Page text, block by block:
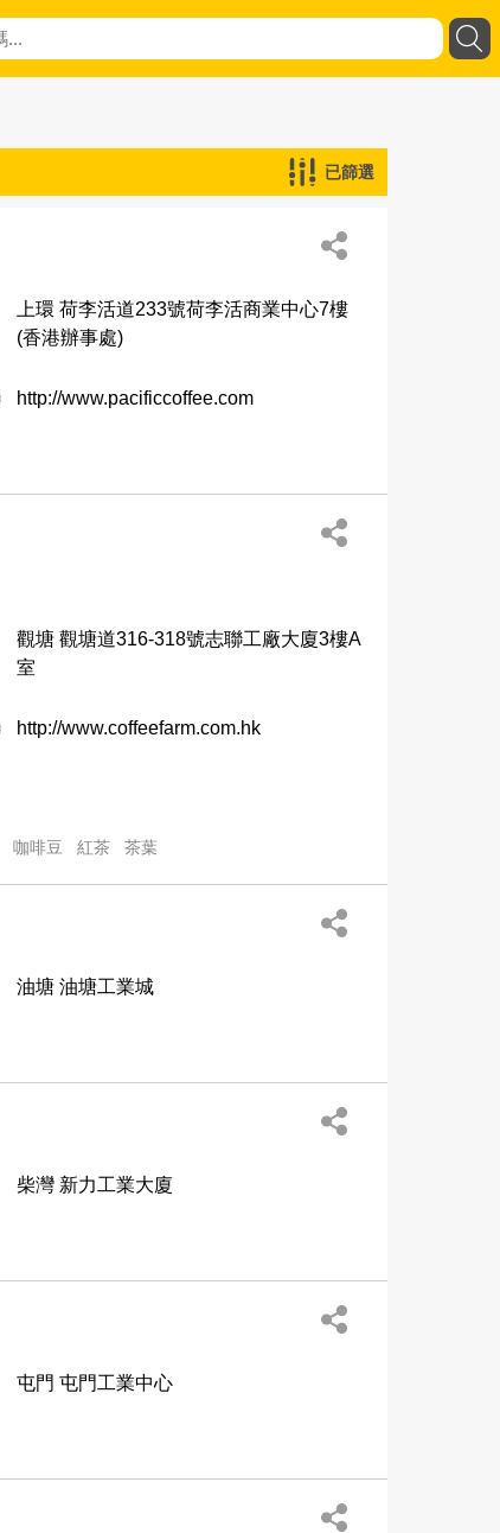
已篩選
上環 荷李活道233號荷李活商業中心7樓
(香港辦事處)
http://www.pacificcoffee.com
觀塘 觀塘道316-318號志聯工廠大廈3樓A
室
http://www.coffeefarm.com.hk
咖啡豆 紅茶 茶葉
油塘 油塘工業城
柴灣 新力工業大廈
屯門 屯門工業中心